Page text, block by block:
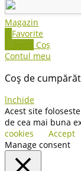
Magazin
0 Favorite
0 items Coș
Contul meu
Coș de
închide
Acest site
de cea mai buna
cookies
Accept
Manage consent